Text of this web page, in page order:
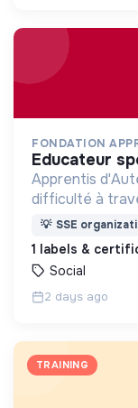
FONDATION
educateur
Apprentis
difficulté à
d’éducation,
permettre de
debout.
💡 SSE
1 labels &
Social
2 days ago
TRAINING